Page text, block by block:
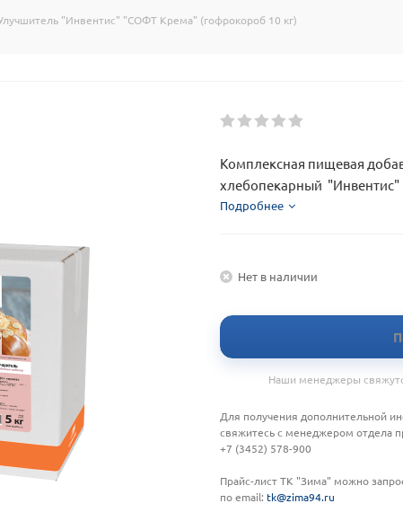
"Инвентис" "СОФТ Крема" (гофрокороб 10 кг)
Комплексная пищевая
хлебопекарный
Подробнее
Нет в наличии
Наши менеджеры
Для получения дополнительной
свяжитесь с менеджером отдела
+7 (3452) 578-900
Прайс-лист ТК "Зима" можно
по email: tk@zima94.ru